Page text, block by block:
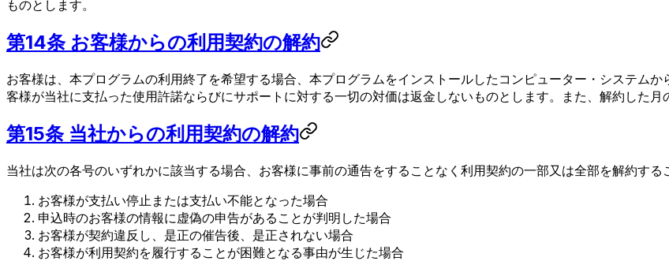
ものとします。
第14条 お客様からの利用契約の解約
お客様は、本プログラムの利用終了を希望する場合、本プログラムをインストールしたコンピューター・システム
客様が当社に支払った使用許諾ならびにサポートに対する一切の対価は返金しないものとします。また、解約した月
第15条 当社からの利用契約の解約
当社は次の各号のいずれかに該当する場合、お客様に事前の通告をすることなく利用契約の一部又は全部を解約する
お客様が支払い停止または支払い不能となった場合
申込時のお客様の情報に虚偽の申告があることが判明した場合
お客様が契約違反し、是正の催告後、是正されない場合
お客様が利用契約を履行することが困難となる事由が生じた場合